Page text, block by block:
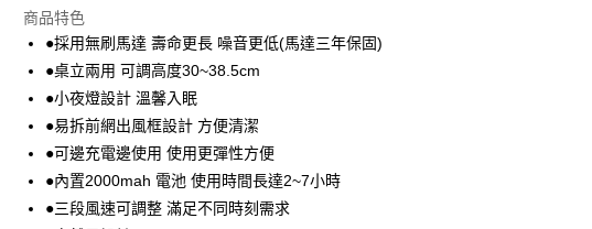
LINE Pay
Apple Pay
街口支付
悠遊付
Google Pay
商品特色
●採用無刷馬達 壽命更長 噪音更低(馬達三年保固)
●桌立兩用 可調高度30~38.5cm
●小夜燈設計 溫馨入眠
●易拆前網出風框設計 方便清潔
●可邊充電邊使用 使用更彈性方便
●內置2000mah 電池 使用時間長達2~7小時
●三段風速可調整 滿足不同時刻需求